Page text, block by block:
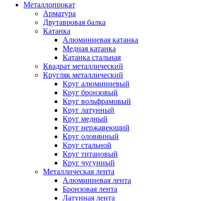
Металлопрокат
Арматура
Двутавровая балка
Катанка
Алюминиевая катанка
Медная катанка
Катанка стальная
Квадрат металлический
Кругляк металлический
Круг алюминиевый
Круг бронзовый
Круг вольфрамовый
Круг латунный
Круг медный
Круг нержавеющий
Круг оловянный
Круг стальной
Круг титановый
Круг чугунный
Металлическая лента
Алюминиевая лента
Бронзовая лента
Латунная лента